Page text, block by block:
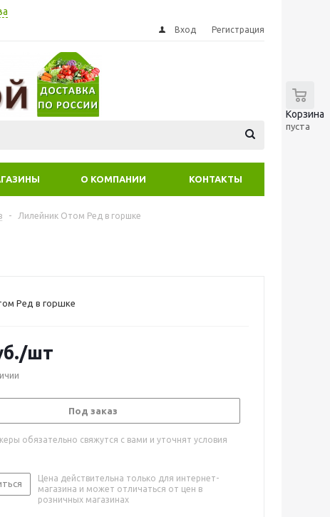
Вход Регистрация
Корзина
пуста
О КОМПАНИИ КОНТАКТЫ
- Лилейник Отом Ред в горшке
Ред в горшке
/шт
Под заказ
обязательно свяжутся с вами и уточнят условия
Цена действительна только для интернет-
магазина и может отличаться от цен в
розничных магазинах